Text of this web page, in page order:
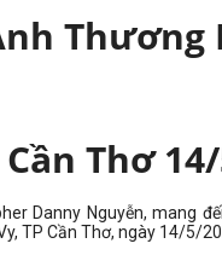
Thương
Thơ
Danny Nguyễn, mang
TP Cần Thơ, ngày 14/5/